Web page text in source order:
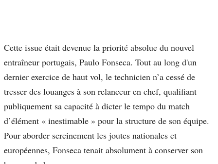
Cette issue était devenue la priorité absolue du nouvel
entraîneur portugais, Paulo Fonseca. Tout au long d'un
dernier exercice de haut vol, le technicien n’a cessé de
tresser des louanges à son relanceur en chef, qualifiant
publiquement sa capacité à dicter le tempo du match
d’élément « inestimable » pour la structure de son équipe.
Pour aborder sereinement les joutes nationales et
européennes, Fonseca tenait absolument à conserver son